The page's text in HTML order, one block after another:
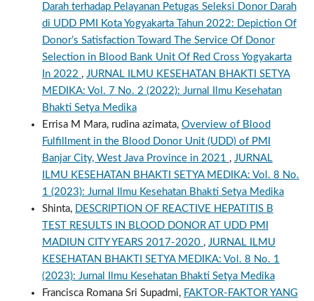
Darah terhadap Pelayanan Petugas Seleksi Donor Darah
di UDD PMI Kota Yogyakarta Tahun 2022: Depiction Of
Donor’s Satisfaction Toward The Service Of Donor
Selection in Blood Bank Unit Of Red Cross Yogyakarta
In 2022 , JURNAL ILMU KESEHATAN BHAKTI SETYA
MEDIKA: Vol. 7 No. 2 (2022): Jurnal Ilmu Kesehatan
Bhakti Setya Medika
Errisa M Mara, rudina azimata, Overview of Blood
Fulfillment in the Blood Donor Unit (UDD) of PMI
Banjar City, West Java Province in 2021 , JURNAL
ILMU KESEHATAN BHAKTI SETYA MEDIKA: Vol. 8 No.
1 (2023): Jurnal Ilmu Kesehatan Bhakti Setya Medika
Shinta, DESCRIPTION OF REACTIVE HEPATITIS B
TEST RESULTS IN BLOOD DONOR AT UDD PMI
MADIUN CITY YEARS 2017-2020 , JURNAL ILMU
KESEHATAN BHAKTI SETYA MEDIKA: Vol. 8 No. 1
(2023): Jurnal Ilmu Kesehatan Bhakti Setya Medika
Francisca Romana Sri Supadmi, FAKTOR-FAKTOR YANG